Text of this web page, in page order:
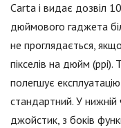
Carta і видає дозвіл
дюймового гаджета
не проглядається,
пікселів на дюйм (ppi).
полегшує
стандартний. У
джойстик, з боків